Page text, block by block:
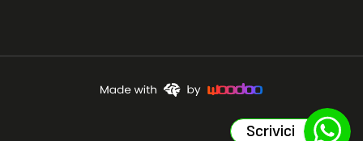
Scrivici